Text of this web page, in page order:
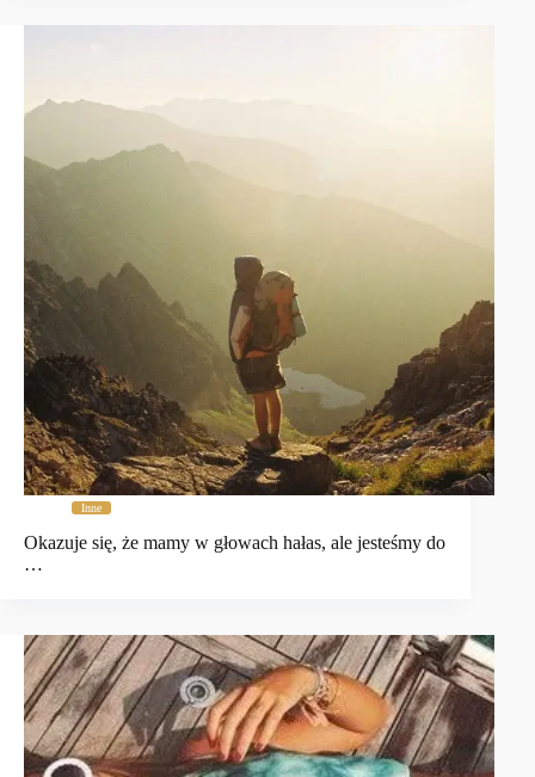
Inne
Okazuje się, że mamy w głowach hałas, ale jesteśmy do
…